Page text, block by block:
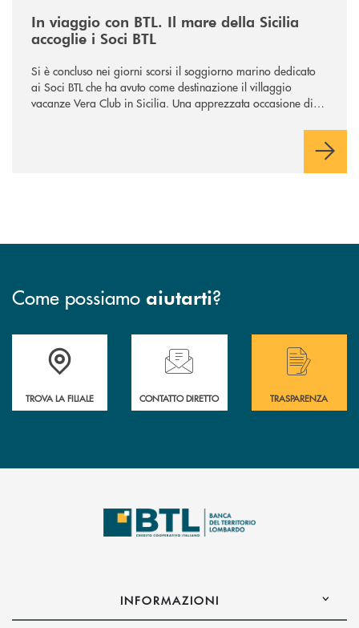
In viaggio con BTL. Il mare della Sicilia
accoglie i Soci BTL
Si è concluso nei giorni scorsi il soggiorno marino dedicato
ai Soci BTL che ha avuto come destinazione il villaggio
vacanze Vera Club in Sicilia. Una apprezzata occasione di
Come possiamo aiutarti?
Accedi all' elenco completo delle filiali .
TROVA LA FILIALE
Hai bisogno di assistenza immediata?
CONTATTO DIRETTO
Hai bisogno di
TRASPARENZA
INFORMAZIONI